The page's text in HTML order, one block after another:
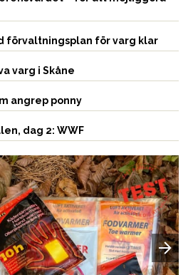
förvaltningsplan för varg klar
varg i Skåne
angrep ponny
dag 2: WWF